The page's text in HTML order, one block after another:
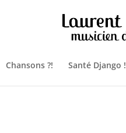
Chansons ?! Santé Django !